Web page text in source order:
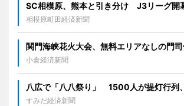
SC相模原、熊本と引き分け J3リーグ開
相模原町田経済新聞
関門海峡花火大会、無料エリアなしの門
小倉経済新聞
八広で「八八祭り」 1500人が提灯行列
すみだ経済新聞